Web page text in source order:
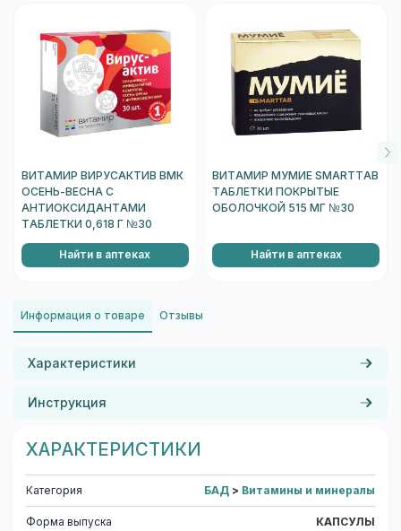
ВИТАМИР ВИРУСАКТИВ ВМК
ОСЕНЬ-ВЕСНА С
АНТИОКСИДАНТАМИ
ТАБЛЕТКИ 0,618 Г №30
Найти в аптеках
ВИТАМИР МУМИЕ SMARTTAB
ТАБЛЕТКИ ПОКРЫТЫЕ
ОБОЛОЧКОЙ 515 МГ №30
Найти в аптеках
Информация о товаре Отзывы
Характеристики
Инструкция
ХАРАКТЕРИСТИКИ
Категория БАД > Витамины и минералы
Форма выпуска КАПСУЛЫ